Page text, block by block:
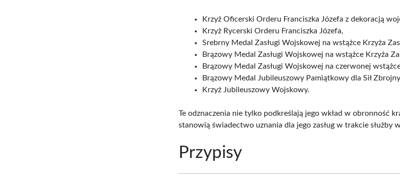
Krzyż Oficerski Orderu Franciszka Józefa z dekoracją
Krzyż Rycerski Orderu Franciszka Józefa,
Srebrny Medal Zasługi Wojskowej na wstążce Krzyża
Brązowy Medal Zasługi Wojskowej na wstążce Krzyża
Brązowy Medal Zasługi Wojskowej na czerwonej
Brązowy Medal Jubileuszowy Pamiątkowy dla Sił
Krzyż Jubileuszowy Wojskowy.
Te odznaczenia nie tylko podkreślają jego wkład w obronność
stanowią świadectwo uznania dla jego zasług w trakcie służby
Przypisy